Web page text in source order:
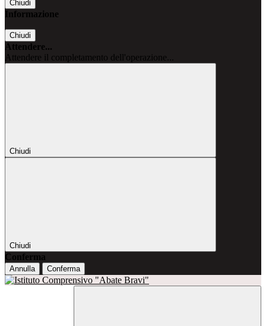
Chiudi
Informazione
Chiudi
Attendere...
Attendere il completamento dell'operazione...
Chiudi
Chiudi
Conferma
Annulla Conferma